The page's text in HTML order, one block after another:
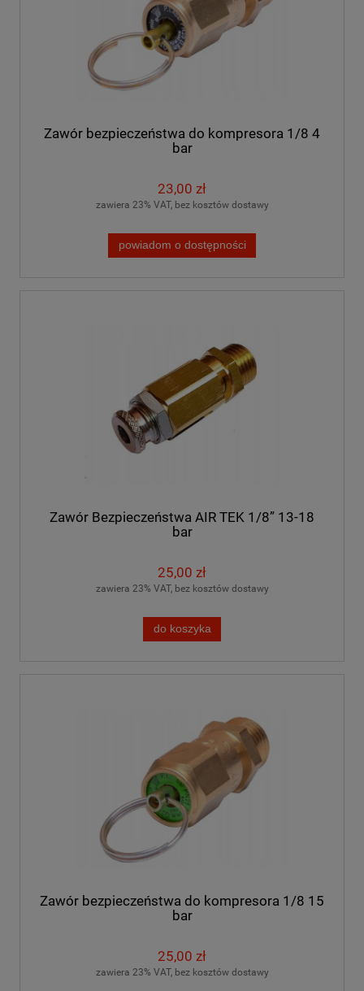
Zawór bezpieczeństwa do kompresora 1/8 4
bar
23,00 zł
zawiera 23% VAT, bez kosztów dostawy
powiadom o dostępności
Zawór Bezpieczeństwa AIR TEK 1/8” 13-18
bar
25,00 zł
zawiera 23% VAT, bez kosztów dostawy
do koszyka
Zawór bezpieczeństwa do kompresora 1/8 15
bar
25,00 zł
zawiera 23% VAT, bez kosztów dostawy